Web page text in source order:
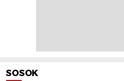
SOSOK